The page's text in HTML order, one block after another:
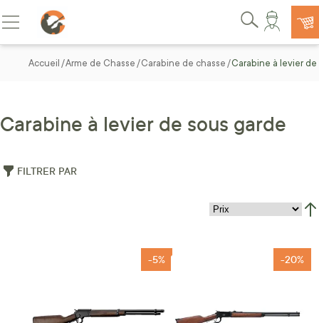
Allez au contenu
Basculer la navigation
Rechercher
Accueil Arme de Chasse Carabine de chasse Carabine à levier de
Carabine à levier de sous garde
FILTRER PAR
-5% -20%